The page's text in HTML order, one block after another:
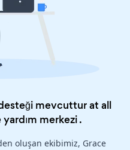
mevcuttur at all
yardım merkezi.
oluşan ekibimiz, Grace